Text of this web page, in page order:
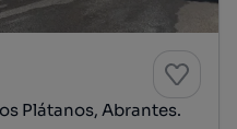
Plátanos, Abrantes.